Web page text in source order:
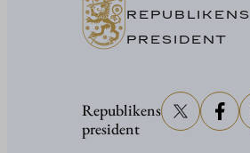
REPUBLIKENS
PRESIDENT
Republikens
president